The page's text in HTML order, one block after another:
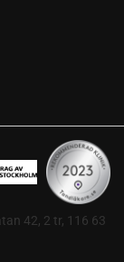
42, 2 tr, 116 63